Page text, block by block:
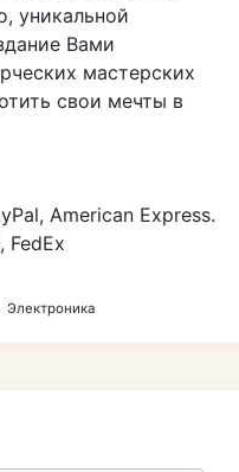
уникальной
Вами
мастерских
свои мечты в
American Express.
FedEx
Электроника